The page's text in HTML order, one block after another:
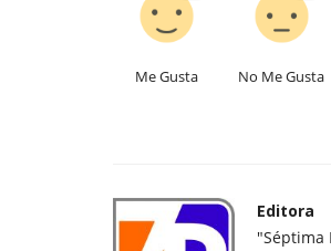
Me Gusta No Me Gusta
Editora
"Séptima